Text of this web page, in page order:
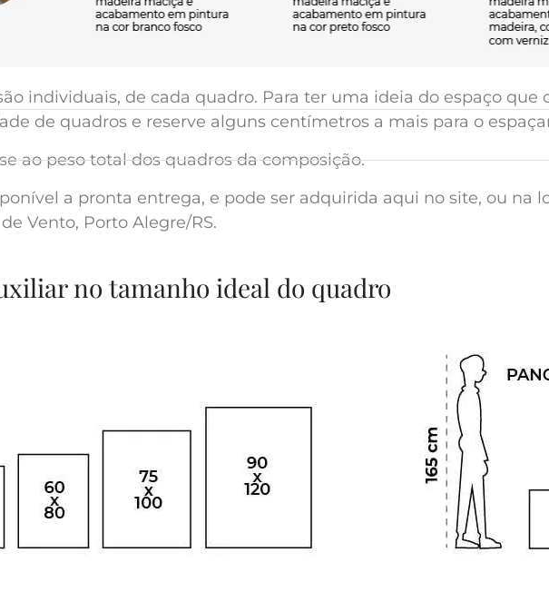
individuais, de cada quadro. Para ter uma ideia do espaço que
de quadros e reserve alguns centímetros a mais para o
ao peso total dos quadros da composição.
a pronta entrega, e pode ser adquirida aqui no site, ou na
Vento, Porto Alegre/RS.
no tamanho ideal do quadro